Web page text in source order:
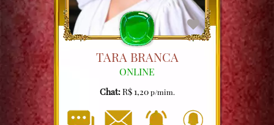
TARA BRANCA
ONLINE
Chat:R$ 1,20p/mim.